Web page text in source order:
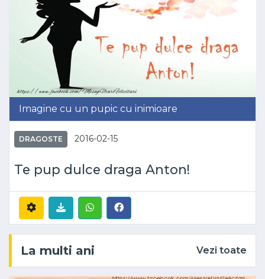
Imagine cu un pupic cu inimioare
DRAGOSTE 2016-02-15
Te pup dulce draga Anton!
La multi ani Vezi toate